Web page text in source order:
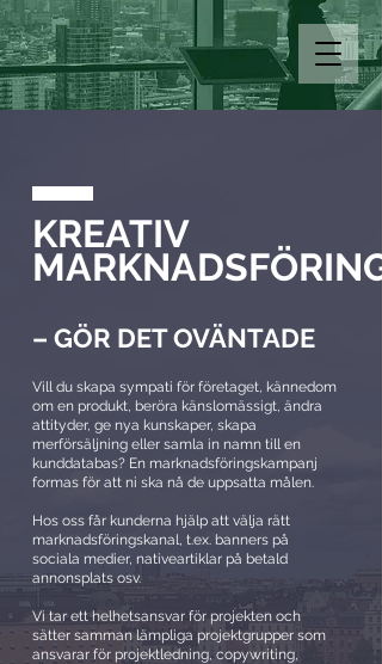
KREATIV
MARKNADSFÖRING
– GÖR DET OVÄNTADE
Vill du skapa sympati för företaget, kännedom
om en produkt, beröra känslomässigt, ändra
attityder, ge nya kunskaper, skapa
merförsäljning eller samla in namn till en
kunddatabas? En marknadsföringskampanj
formas för att ni ska nå de uppsatta målen.
Hos oss får kunderna hjälp att välja rätt
marknadsföringskanal, t.ex. banners på
sociala medier, nativeartiklar på betald
annonsplats osv.
Vi tar ett helhetsansvar för projekten och
sätter samman lämpliga projektgrupper som
ansvarar för projektledning, copywriting,